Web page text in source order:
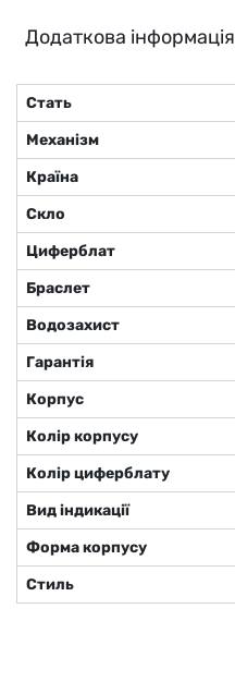
Додаткова інформація
Стать
Механізм
Країна
Скло
Циферблат
Браслет
Водозахист
Гарантія
Корпус
Колір корпусу
Колір циферблату
Вид індикації
Форма корпусу
Стиль